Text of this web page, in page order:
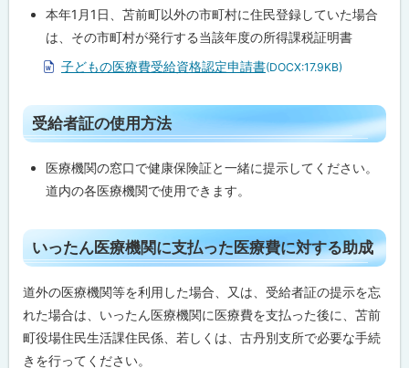
本年1月1日、苫前町以外の市町村に住民登録していた場合
は、その市町村が発行する当該年度の所得課税証明書
子どもの医療費受給資格認定申請書(DOCX:17.9KB)
ト
ッ
る
受給者証の使用方法
医療機関の窓口で健康保険証と一緒に提示してください。
道内の各医療機関で使用できます。
ト
ッ
プ
に
戻
る
いったん医療機関に支払った医療費に対する助成
道外の医療機関等を利用した場合、又は、受給者証の提示を忘
れた場合は、いったん医療機関に医療費を支払った後に、苫前
町役場住民生活課住民係、若しくは、古丹別支所で必要な手続
きを行ってください。